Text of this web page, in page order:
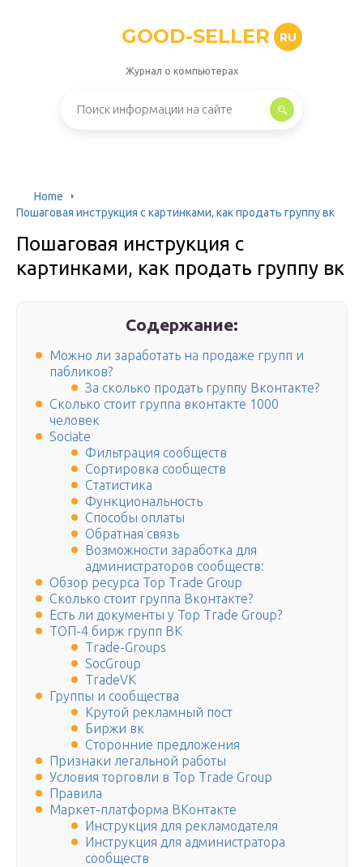
GOOD-SELLER RU
Журнал о компьютерах
Home
Пошаговая инструкция с картинками, как продать группу вк
Пошаговая инструкция с
картинками, как продать группу вк
Содержание:
Можно ли заработать на продаже групп и
пабликов?
За сколько продать группу Вконтакте?
Сколько стоит группа вконтакте 1000
человек
Sociate
Фильтрация сообществ
Сортировка сообществ
Статистика
Функциональность
Способы оплаты
Обратная связь
Возможности заработка для
администраторов сообществ:
Обзор ресурса Top Trade Group
Сколько стоит группа Вконтакте?
Есть ли документы у Top Trade Group?
ТОП-4 бирж групп ВК
Trade-Groups
SocGroup
TradeVK
Группы и сообщества
Крутой рекламный пост
Биржи вк
Сторонние предложения
Признаки легальной работы
Условия торговли в Top Trade Group
Правила
Маркет-платформа ВКонтакте
Инструкция для рекламодателя
Инструкция для администратора
сообществ